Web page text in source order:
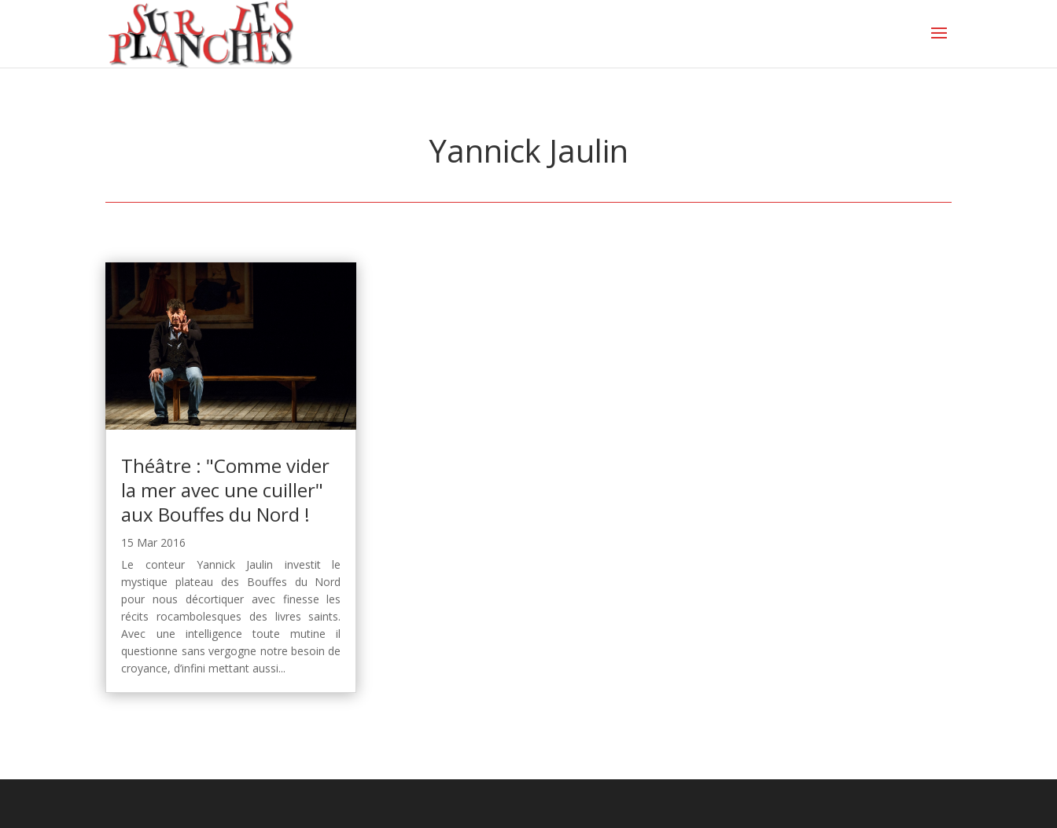
Yannick Jaulin
Théâtre : "Comme vider
la mer avec une cuiller"
aux Bouffes du Nord !
15 Mar 2016
Le conteur Yannick Jaulin investit le
mystique plateau des Bouffes du Nord
pour nous décortiquer avec finesse les
récits rocambolesques des livres saints.
Avec une intelligence toute mutine il
questionne sans vergogne notre besoin de
croyance, d’infini mettant aussi...